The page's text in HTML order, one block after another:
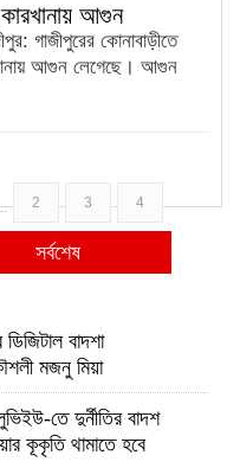
আগুন
গাজীপুরের কোনাবাড়ীতে
আগুন লেগেছে। আগুন
2 3 4
সর্বশেষ
ডিজিটাল বাদশা
মজনু মিয়া
তে দুর্নীতির বাদশ
কূকৃতি থামাতে হবে